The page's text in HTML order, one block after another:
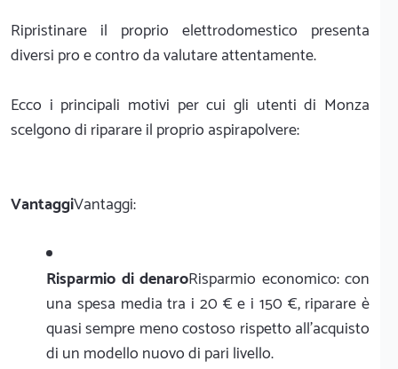
Ripristinare il proprio elettrodomestico presenta
diversi pro e contro da valutare attentamente.
Ecco i principali motivi per cui gli utenti di Monza
scelgono di riparare il proprio aspirapolvere:
VantaggiVantaggi:
Risparmio di denaroRisparmio economico: con
una spesa media tra i 20 € e i 150 €, riparare è
quasi sempre meno costoso rispetto all'acquisto
di un modello nuovo di pari livello.